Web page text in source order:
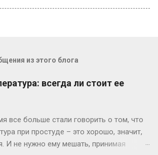
из этого блога
всегда ли стоит ее
все больше стали говорить о том, что
при простуде – это хорошо, значит,
И не нужно ему мешать, принимая